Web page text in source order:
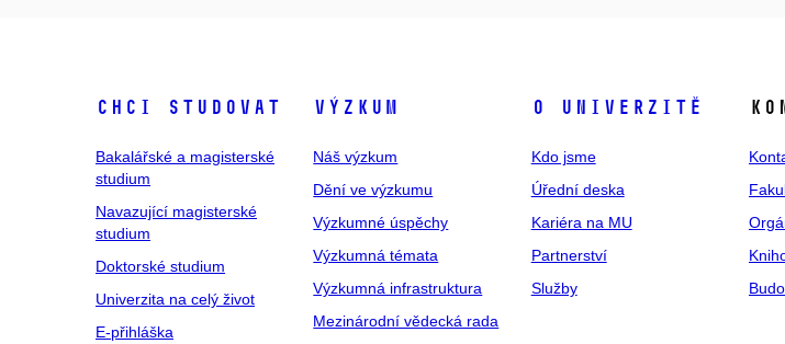
Chci studovat
Bakalářské a magisterské
studium
Navazující magisterské
studium
Doktorské studium
Univerzita na celý život
E-přihláška
Výzkum
Náš výzkum
Dění ve výzkumu
Výzkumné úspěchy
Výzkumná témata
Výzkumná infrastruktura
Mezinárodní vědecká rada
O univerzitě
Kdo jsme
Úřední deska
Kariéra na MU
Partnerství
Služby